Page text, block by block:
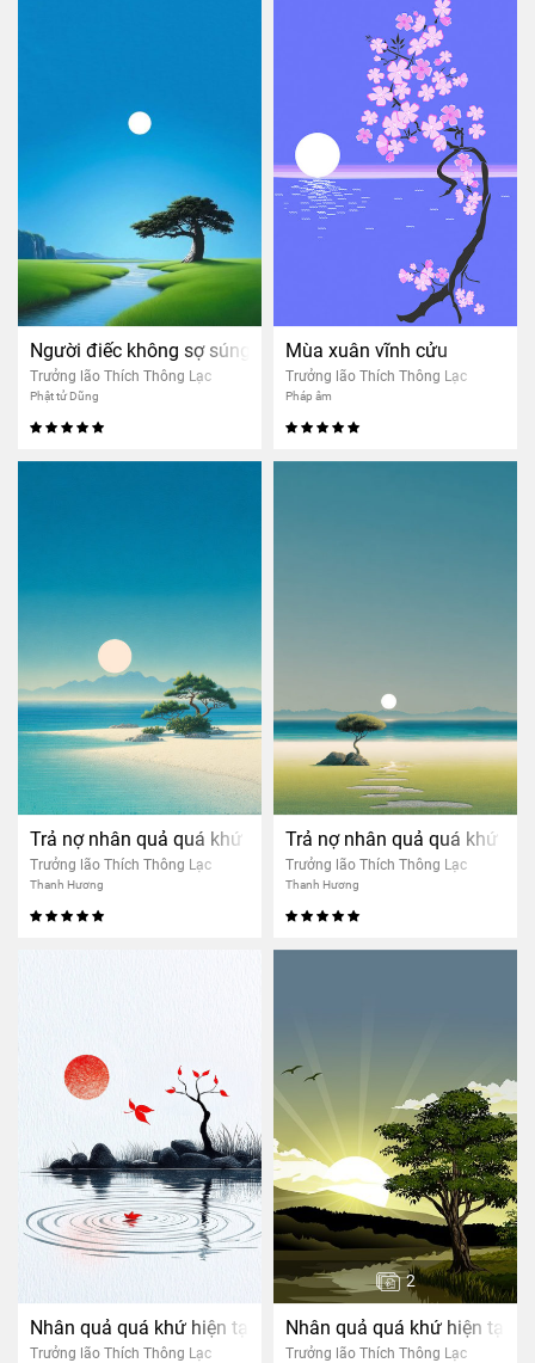
Người điếc không sợ súng
Trưởng lão Thích Thông Lạc
Phật tử Dũng
Mùa xuân vĩnh cửu
Trưởng lão Thích Thông Lạc
Pháp âm
Trả nợ nhân quả quá khứ
Trưởng lão Thích Thông Lạc
Thanh Hương
Trả nợ nhân quả quá khứ
Trưởng lão Thích Thông Lạc
Thanh Hương
Nhân quả quá khứ hiện tại
Trưởng lão Thích Thông Lạc
2
Nhân quả quá khứ hiện tại
Trưởng lão Thích Thông Lạc